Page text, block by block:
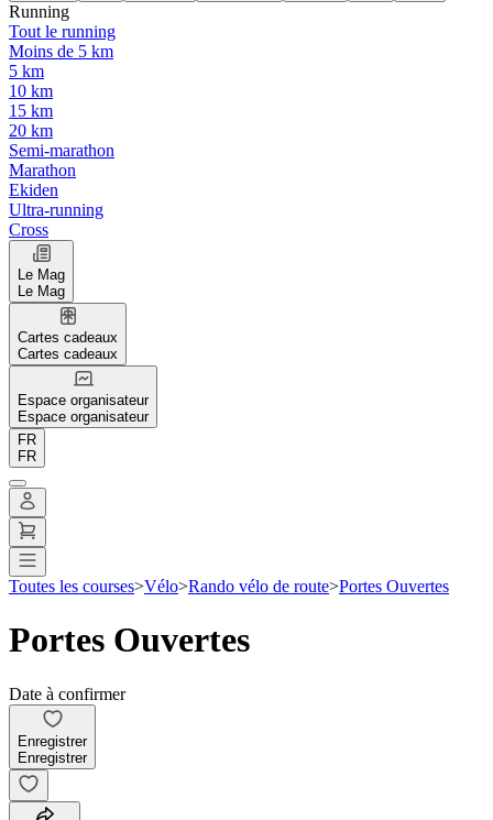
Running
Tout le running
Moins de 5 km
5 km
10 km
15 km
20 km
Semi-marathon
Marathon
Ekiden
Ultra-running
Cross
Le Mag
Le Mag
Cartes cadeaux
Cartes cadeaux
Espace organisateur
Espace organisateur
FR
FR
Toutes les courses>Vélo>Rando vélo de route>Portes Ouvertes
Portes Ouvertes
Date à confirmer
Enregistrer
Enregistrer